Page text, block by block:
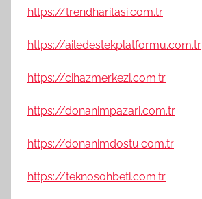
https://trendharitasi.com.tr
https://ailedestekplatformu.com.tr
https://cihazmerkezi.com.tr
https://donanimpazari.com.tr
https://donanimdostu.com.tr
https://teknosohbeti.com.tr